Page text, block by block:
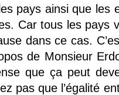
pays ainsi que les
Car tous les pays
dans ce cas.
de Monsieur
que ça peut
pas que l’égalité